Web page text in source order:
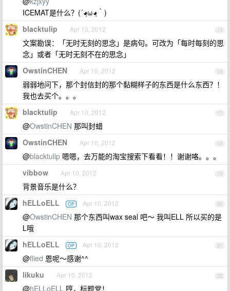
ICEMAT是什么？(´◕ฺω◕ฺ｀)
15
blacktulip Apr 10, 2012
文案勘误：「无时无刻的思念」是病句。可改为「每时每刻的思
念」或者「无时无刻不在的思念」
16
OwstinCHEN Apr 10, 2012
弱弱地问下，那个封信封的那个黏糊样子的东西是什么东西？！
我也去买个。。。
17
blacktulip Apr 10, 2012
@OwstinCHEN 那叫封蜡
18
OwstinCHEN Apr 10, 2012
@blacktulip 嗯嗯，去万能的淘宝搜索下看看！！谢谢咯。。。
19
vibbow Apr 10, 2012
背景音乐是什么？
20
hELLoELL OP Apr 10, 2012
@OwstinCHEN 那个东西叫wax seal 吧～ 我叫ELL 所以买的是
L哦
21
hELLoELL OP Apr 10, 2012
@flied 恩呢～感谢^^
22
likuku Apr 10, 2012
@hELLoELL 哼，标题党！